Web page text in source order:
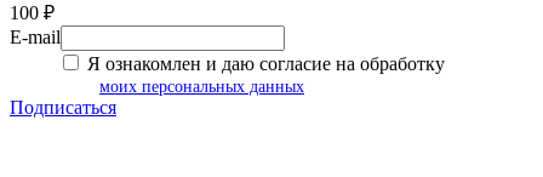
100 ₽
E-mail
Я ознакомлен и даю согласие на обработку
моих персональных данных
Подписаться